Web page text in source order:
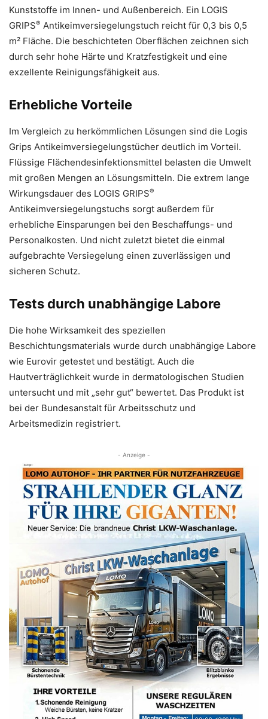
Kunststoffe im Innen- und Außenbereich. Ein LOGIS
GRIPS® Antikeimversiegelungstuch reicht für 0,3 bis 0,5
m² Fläche. Die beschichteten Oberflächen zeichnen sich
durch sehr hohe Härte und Kratzfestigkeit und eine
exzellente Reinigungsfähigkeit aus.
Erhebliche Vorteile
Im Vergleich zu herkömmlichen Lösungen sind die Logis
Grips Antikeimversiegelungstücher deutlich im Vorteil.
Flüssige Flächendesinfektionsmittel belasten die Umwelt
mit großen Mengen an Lösungsmitteln. Die extrem lange
Wirkungsdauer des LOGIS GRIPS®
Antikeimversiegelungstuchs sorgt außerdem für
erhebliche Einsparungen bei den Beschaffungs- und
Personalkosten. Und nicht zuletzt bietet die einmal
aufgebrachte Versiegelung einen zuverlässigen und
sicheren Schutz.
Tests durch unabhängige Labore
Die hohe Wirksamkeit des speziellen
Beschichtungsmaterials wurde durch unabhängige Labore
wie Eurovir getestet und bestätigt. Auch die
Hautverträglichkeit wurde in dermatologischen Studien
untersucht und mit „sehr gut“ bewertet. Das Produkt ist
bei der Bundesanstalt für Arbeitsschutz und
Arbeitsmedizin registriert.
- Anzeige -